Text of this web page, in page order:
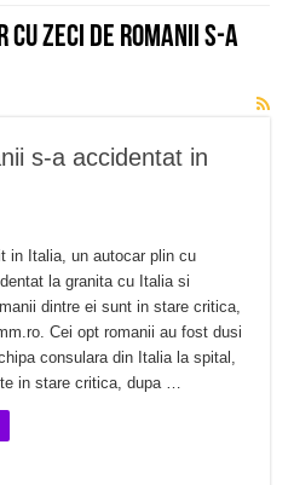
zeci de romanii s-a
s-a accidentat in
in Italia, un autocar plin cu
la granita cu Italia si
dintre ei sunt in stare critica,
Cei opt romanii au fost dusi
consulara din Italia la spital,
in stare critica, dupa …